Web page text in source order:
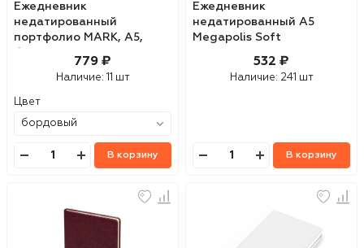
Ежедневник
недатированный
портфолио MARK, А5,
бордовый, кремовый
блок, золотой срез
779 ₽
Наличие: 11 шт
Цвет
В корзину
Ежедневник
недатированный А5
Megapolis Soft
532 ₽
Наличие: 241 шт
В корзину